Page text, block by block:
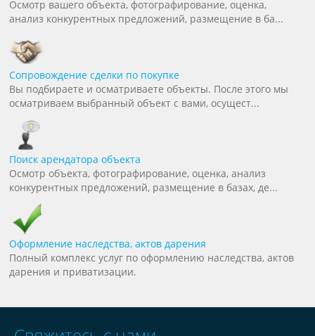
Осмотр вашего объекта, фотографирование, оценка,
анализ конкурентных предложений, размещение в ба...
Сопровождение сделки по покупке
Вы подбираете и осматриваете объекты. После этого мы
осматриваем выбранный объект с вами, осущест...
Поиск арендатора объекта
Осмотр объекта, фотографирование, оценка, анализ
конкурентных предложений, размещение в базах, де...
Оформление наследства, актов дарения
Полный комплекс услуг по оформлению наследства, актов
дарения и приватизации.